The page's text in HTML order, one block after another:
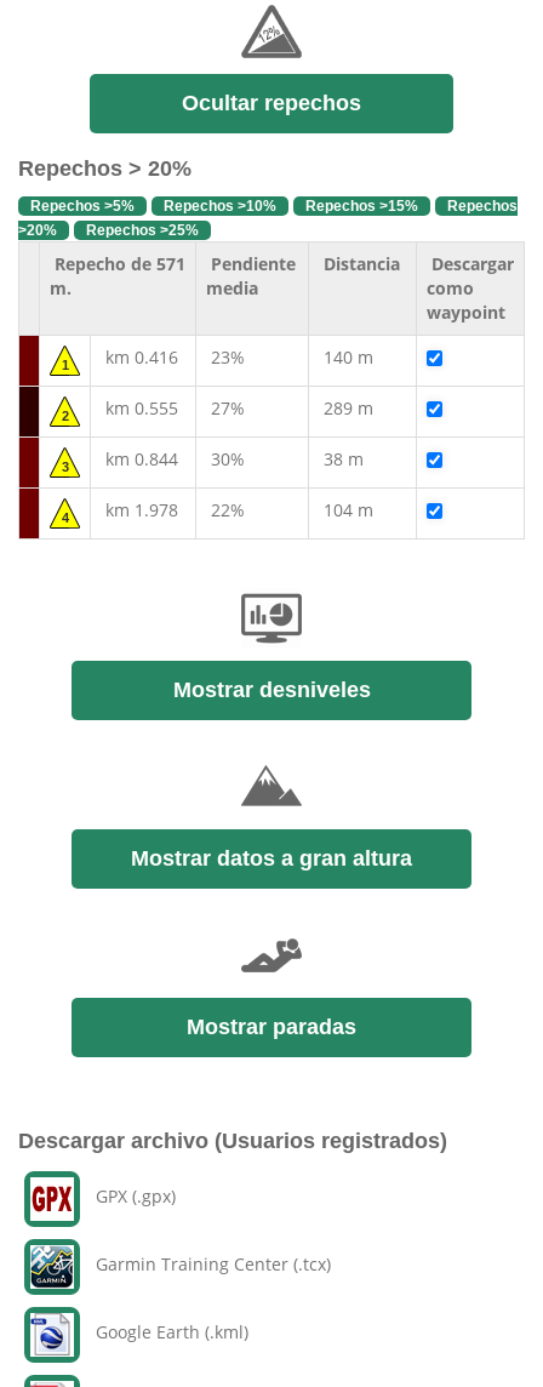
Ocultar repechos
Repechos > 20%
Repechos >5% Repechos >10% Repechos >15%
Repechos
>20%
Repechos >25%
Repecho de 571
m.
Pendiente
media
Distancia
Descargar
como
waypoint
1 km 0.416 23% 140 m
2 km 0.555 27% 289 m
3 km 0.844 30% 38 m
4 km 1.978 22% 104 m
Mostrar desniveles
Mostrar datos a gran altura
Mostrar paradas
Descargar archivo (Usuarios registrados)
GPX (.gpx)
Garmin Training Center (.tcx)
Google Earth (.kml)